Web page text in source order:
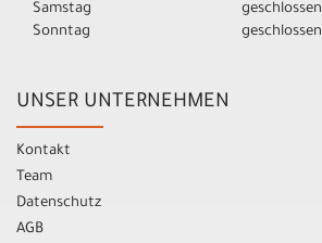
Samstag
geschlossen
Sonntag
geschlossen
UNSER UNTERNEHMEN
Kontakt
Team
Datenschutz
AGB